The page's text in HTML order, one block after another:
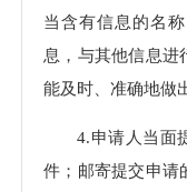
当含有信息的名
息，与其他信息进
能及时、准确地做
4.申请人当面
件；邮寄提交申请